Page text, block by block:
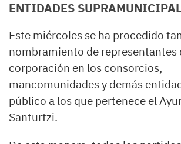
ENTIDADES
Este miércoles se ha procedido
nombramiento de representantes
corporación en los consorcios,
mancomunidades y demás
público a los que pertenece el
Santurtzi.